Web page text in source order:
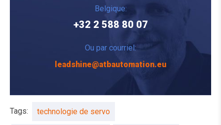
Belgique:
+32 2 588 80 07
Ou par courriel:
leadshine@atbautomation.eu
Tags: technologie de servo